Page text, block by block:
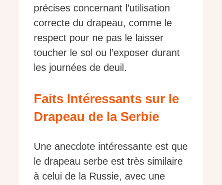
précises concernant l’utilisation
correcte du drapeau, comme le
respect pour ne pas le laisser
toucher le sol ou l’exposer durant
les journées de deuil.
Faits Intéressants sur le
Drapeau de la Serbie
Une anecdote intéressante est que
le drapeau serbe est très similaire
à celui de la Russie, avec une